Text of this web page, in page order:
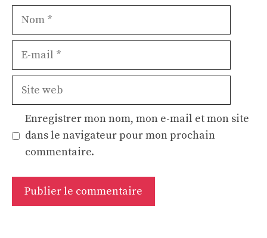
Nom
Site
Enregistrer mon nom, mon e-mail et mon site
dans le navigateur pour mon prochain
commentaire.